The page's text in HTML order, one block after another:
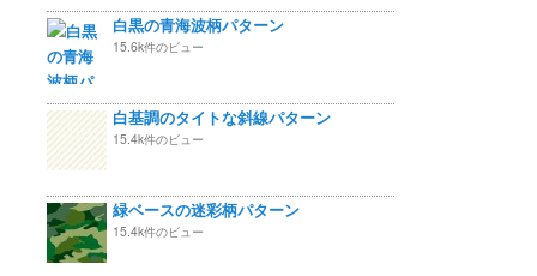
白黒の青海波柄パターン
15.6k件のビュー
白基調のタイトな斜線パターン
15.4k件のビュー
緑ベースの迷彩柄パターン
15.4k件のビュー